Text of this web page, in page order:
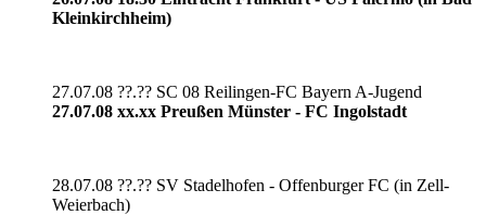
Kleinkirchheim)
27.07.08 ??.?? SC 08 Reilingen-FC Bayern A-Jugend
27.07.08 xx.xx Preußen Münster - FC Ingolstadt
28.07.08 ??.?? SV Stadelhofen - Offenburger FC (in Zell-
Weierbach)